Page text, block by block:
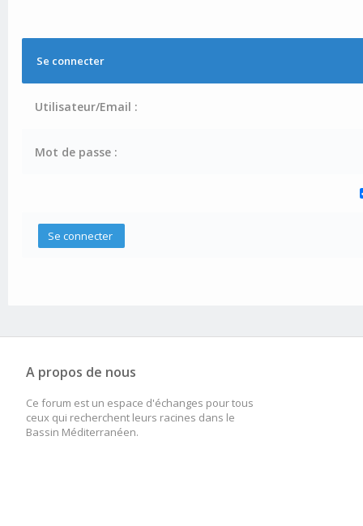
Se connecter
Utilisateur/Email :
Mot de passe :
A propos de nous
Ce forum est un espace d'échanges pour tous
ceux qui recherchent leurs racines dans le
Bassin Méditerranéen.